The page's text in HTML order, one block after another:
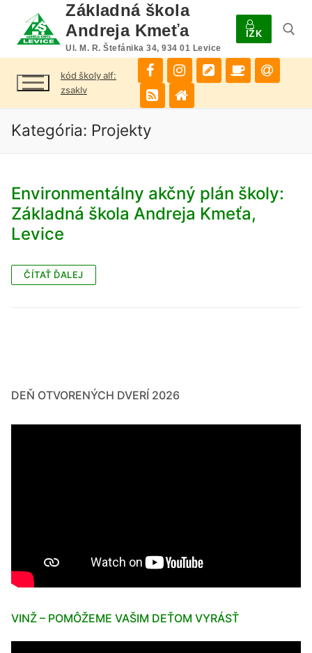
obsah
Základná škola
Andreja Kmeťa
Ul. M. R. Štefánika 34, 934 01 Levice
IŽK
Hľadať:
kód školy alf:
zsaklv
Kategória: Projekty
Environmentálny akčný plán školy:
Základná škola Andreja Kmeťa,
Levice
ČÍTAŤ ĎALEJ
DEŇ OTVORENÝCH DVERÍ 2026
VINŽ – POMÔŽEME VAŠIM DEŤOM VYRÁSŤ